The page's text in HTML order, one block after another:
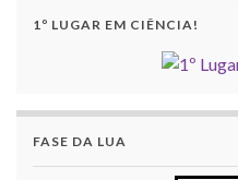
1º LUGAR EM CIÊNCIA!
FASE DA LUA